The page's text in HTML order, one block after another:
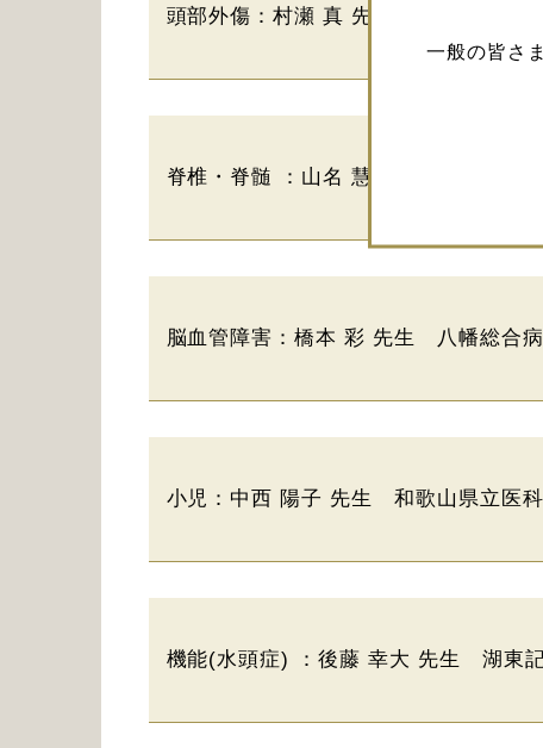
一般の皆さ
頭部外傷：村瀬 真 先生 埼玉医科大
脊椎・脊髄 ：山名 慧 先生 東京慈恵
脳血管障害：橋本 彩 先生 八幡総合
小児：中西 陽子 先生 和歌山県立医
機能(水頭症) ：後藤 幸大 先生 湖東